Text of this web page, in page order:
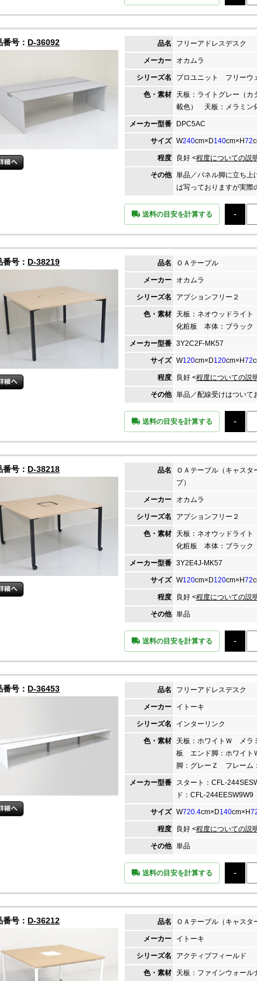
番号： D-36092 品名 フリーアドレスデスク
メーカー オカムラ
シリーズ名 プロユニット フリーウ
色・素材
天板：ライトグレー（カ
載色） 天板：メラミン
メーカー型番 DPC5AC
サイズ W240cm×D140cm×H72
程度 良好 <程度についての説
その他 単品／パネル脚に立ち上
は写っておりますが実際
送料の目安を計算する
番号： D-38219 品名 ＯＡテーブル
メーカー オカムラ
シリーズ名 アプションフリー２
色・素材
天板：ネオウッドライ
化粧板 本体：ブラック
メーカー型番 3Y2C2F-MK57
サイズ W120cm×D120cm×H72
程度 良好 <程度についての説
その他 単品／配線受けはついて
送料の目安を計算する
番号： D-38218 品名
ＯＡテーブル（キャスタ
プ）
メーカー オカムラ
シリーズ名 アプションフリー２
色・素材
天板：ネオウッドライ
化粧板 本体：ブラック
メーカー型番 3Y2E4J-MK57
サイズ W120cm×D120cm×H72
程度 良好 <程度についての説
その他 単品
送料の目安を計算する
番号： D-36453 品名 フリーアドレスデスク
メーカー イトーキ
シリーズ名 インターリンク
色・素材
天板：ホワイトＷ メラ
板 エンド脚：ホワイ
脚：グレーＺ フレーム
メーカー型番
スタート：CFL-
ド：CFL-244EESW9W9
サイズ W720.4cm×D140cm×H
程度 良好 <程度についての説
その他 単品
送料の目安を計算する
番号： D-36212 品名 ＯＡテーブル（キャスタ
メーカー イトーキ
シリーズ名 アクティブフィールド
色・素材 天板：ファインウォー